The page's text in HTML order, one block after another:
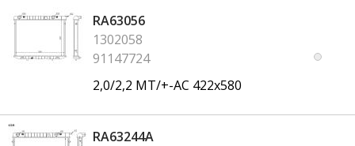
RA63056
1302058
91147724
2,0/2,2 MT/+-AC 422x580
RA63244A